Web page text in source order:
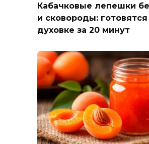
Кабачковые лепешки
и сковороды: готовятся
духовке за 20 минут